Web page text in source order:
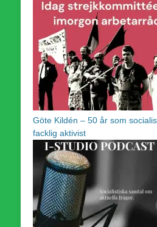
Göte Kildén – 50 år som
facklig aktivist